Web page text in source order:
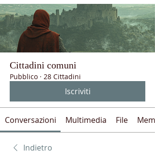
Cittadini comuni
Pubblico · 28 Cittadini
Iscriviti
Conversazioni Multimedia File
Indietro